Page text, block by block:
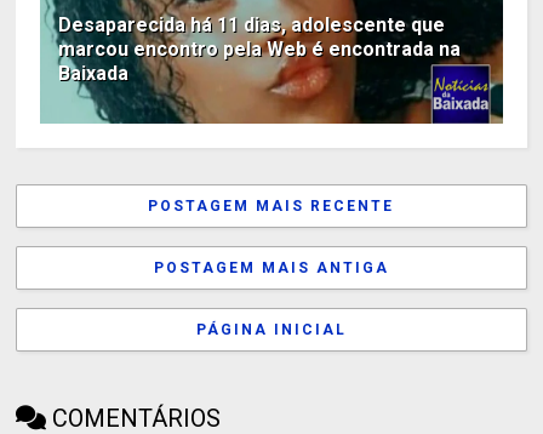
Desaparecida há 11 dias, adolescente que
marcou encontro pela Web é encontrada na
Baixada
POSTAGEM MAIS RECENTE
POSTAGEM MAIS ANTIGA
PÁGINA INICIAL
COMENTÁRIOS